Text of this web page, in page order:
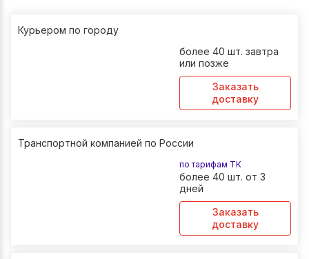
Курьером по городу
более 40 шт. завтра
или позже
Заказать
доставку
Транспортной компанией по России
по тарифам ТК
более 40 шт. от 3
дней
Заказать
доставку